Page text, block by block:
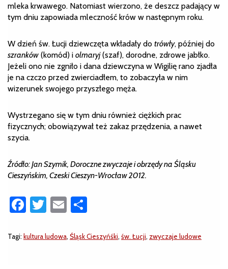
mleka krwawego. Natomiast wierzono, że deszcz padający w
tym dniu zapowiada mleczność krów w następnym roku.
W dzień św. Łucji dziewczęta wkładały do trówły, później do
szranków (komód) i olmaryj(szaf), dorodne, zdrowe jabłko.
Jeżeli ono nie zgniło i dana dziewczyna w Wigilię rano zjadła
je na czczo przed zwierciadłem, to zobaczyła w nim
wizerunek swojego przyszłego męża.
Wystrzegano się w tym dniu również ciężkich prac
fizycznych; obowiązywał też zakaz przędzenia, a nawet
szycia.
Źródło: Jan Szymik, Doroczne zwyczaje i obrzędy na Śląsku
Cieszyńskim, Czeski Cieszyn-Wrocław 2012.
Facebook
Twitter
Email
Tagi: kultura ludowa, Śląsk Cieszyńśki, św. Łucji, zwyczaje ludowe